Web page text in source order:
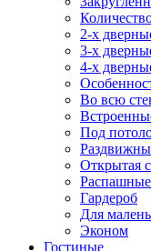
2-х
3-х
4-х
Во всю
Под
Открытая
Распашные
Гардероб
Для
Эконом
Гостиные